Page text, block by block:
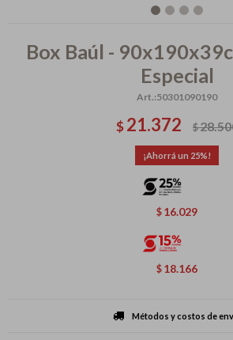
Box Baúl -
Especial
50301090190
$ 21.372 $
25
$ 16.029
$ 18.166
Métodos y costos de